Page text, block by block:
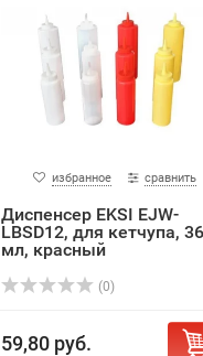
избранное сравнить
Диспенсер EKSI EJW-
LBSD12, для кетчупа,
мл, красный
(0)
59,80 руб.